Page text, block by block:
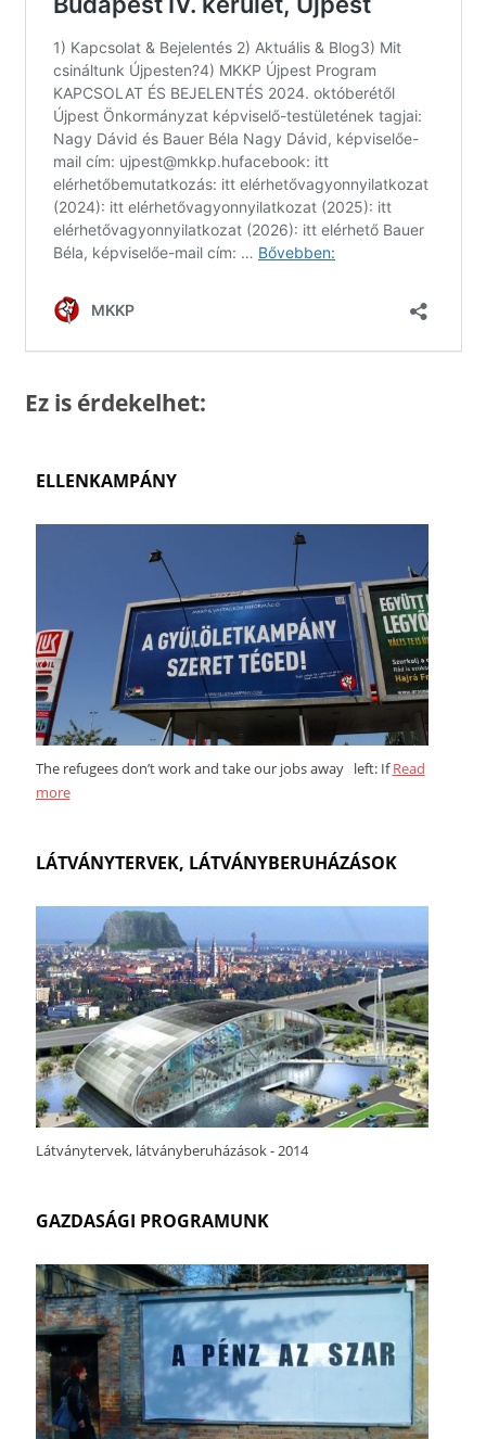
Ez is érdekelhet:
ELLENKAMPÁNY
The refugees don’t work and take our jobs away left: IfRead
more
LÁTVÁNYTERVEK, LÁTVÁNYBERUHÁZÁSOK
Látványtervek, látványberuházások - 2014
GAZDASÁGI PROGRAMUNK